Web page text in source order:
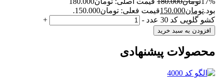
بود.تومان150.000قیمت فعلی: تومان150.000.
کشو گلویی کد 30 عدد
-
+
افزودن به سبد خرید
محصولات پیشنهادی